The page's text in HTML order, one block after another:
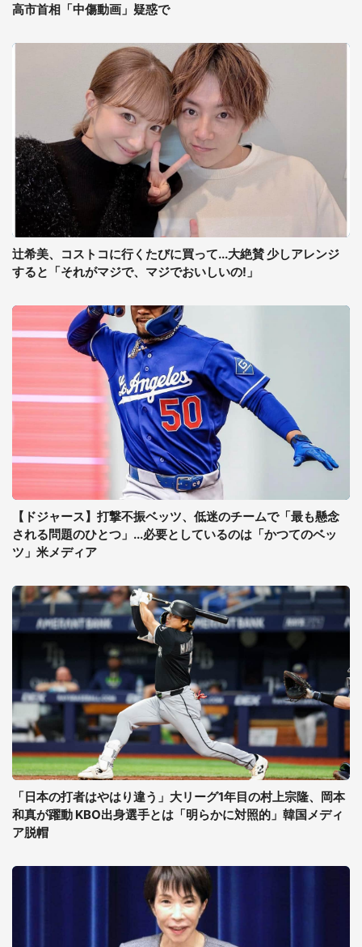
高市首相「中傷動画」疑惑で
辻希美、コストコに行くたびに買って...大絶賛 少しアレンジ
すると「それがマジで、マジでおいしいの!」
【ドジャース】打撃不振ベッツ、低迷のチームで「最も懸念
される問題のひとつ」...必要としているのは「かつてのベッ
ツ」米メディア
「日本の打者はやはり違う」大リーグ1年目の村上宗隆、岡本
和真が躍動 KBO出身選手とは「明らかに対照的」韓国メディ
ア脱帽